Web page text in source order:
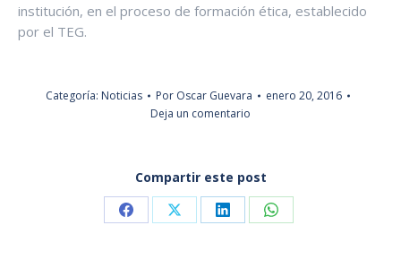
institución, en el proceso de formación ética, establecido
por el TEG.
Categoría: Noticias Por Oscar Guevara
enero 20, 2016
Deja un comentario
Compartir este post
Share Share Share Share